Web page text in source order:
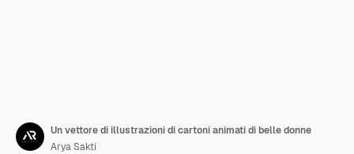
Un vettore di illustrazioni di cartoni animati di belle donne
Arya Sakti